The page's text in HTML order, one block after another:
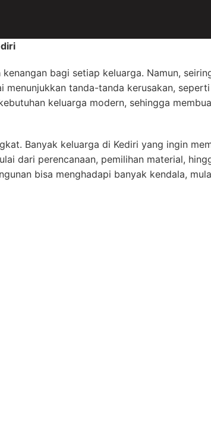
bagi setiap keluarga. Namun,
menunjukkan tanda-tanda kerusakan,
keluarga modern, sehingga
Banyak keluarga di Kediri yang ingin
dari perencanaan, pemilihan material,
bisa menghadapi banyak kendala,